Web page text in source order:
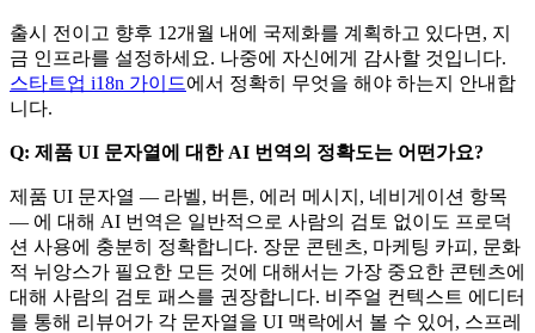
출시 전이고 향후 12개월 내에 국제화를 계획하고 있다면, 지
금 인프라를 설정하세요. 나중에 자신에게 감사할 것입니다.
스타트업 i18n 가이드에서 정확히 무엇을 해야 하는지 안내합
니다.
Q: 제품 UI 문자열에 대한 AI 번역의 정확도는 어떤가요?
제품 UI 문자열 — 라벨, 버튼, 에러 메시지, 네비게이션 항목
— 에 대해 AI 번역은 일반적으로 사람의 검토 없이도 프로덕
션 사용에 충분히 정확합니다. 장문 콘텐츠, 마케팅 카피, 문화
적 뉘앙스가 필요한 모든 것에 대해서는 가장 중요한 콘텐츠에
대해 사람의 검토 패스를 권장합니다. 비주얼 컨텍스트 에디터
를 통해 리뷰어가 각 문자열을 UI 맥락에서 볼 수 있어, 스프레